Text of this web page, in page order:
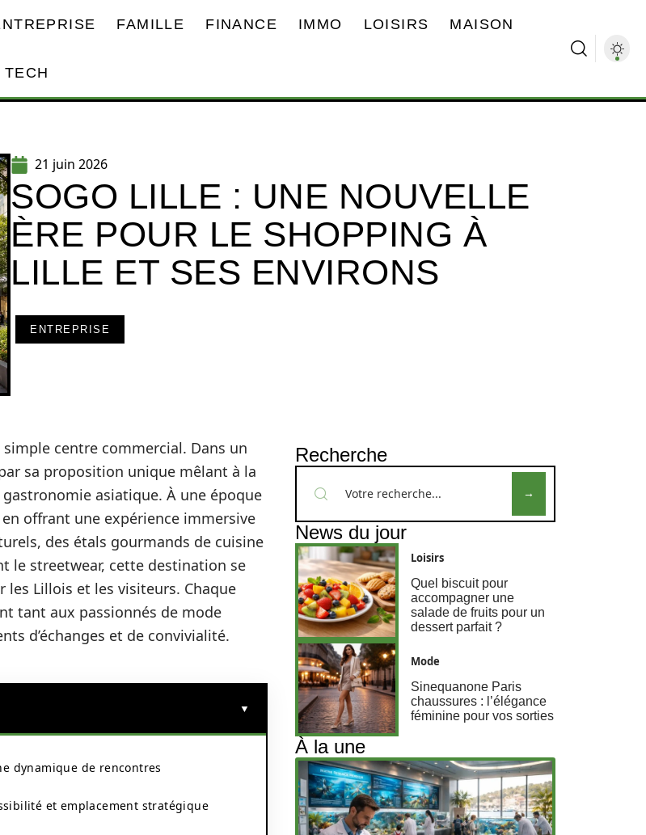
FAMILLE FINANCE IMMO LOISIRS MAISON
TECH
21 juin 2026
SOGO LILLE : UNE NOUVELLE
ÈRE POUR LE SHOPPING À
LILLE ET SES ENVIRONS
ENTREPRISE
centre commercial. Dans un
sa proposition unique mêlant à la
asiatique. À une époque
offrant une expérience immersive
des étals gourmands de cuisine
le streetwear, cette destination se
Lillois et les visiteurs. Chaque
tant aux passionnés de mode
d’échanges et de convivialité.
dynamique de rencontres
et emplacement stratégique
Recherche
News du jour
Loisirs
Quel biscuit pour
accompagner une
salade de fruits pour un
dessert parfait ?
Mode
Sinequanone Paris
chaussures : l’élégance
féminine pour vos sorties
À la une